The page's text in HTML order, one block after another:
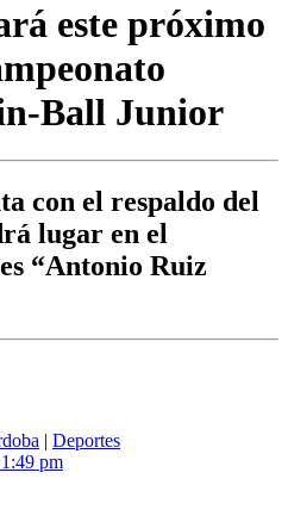
este próximo
Ball Junior
con el respaldo del
lugar en el
“Antonio Ruiz
| Deportes
pm